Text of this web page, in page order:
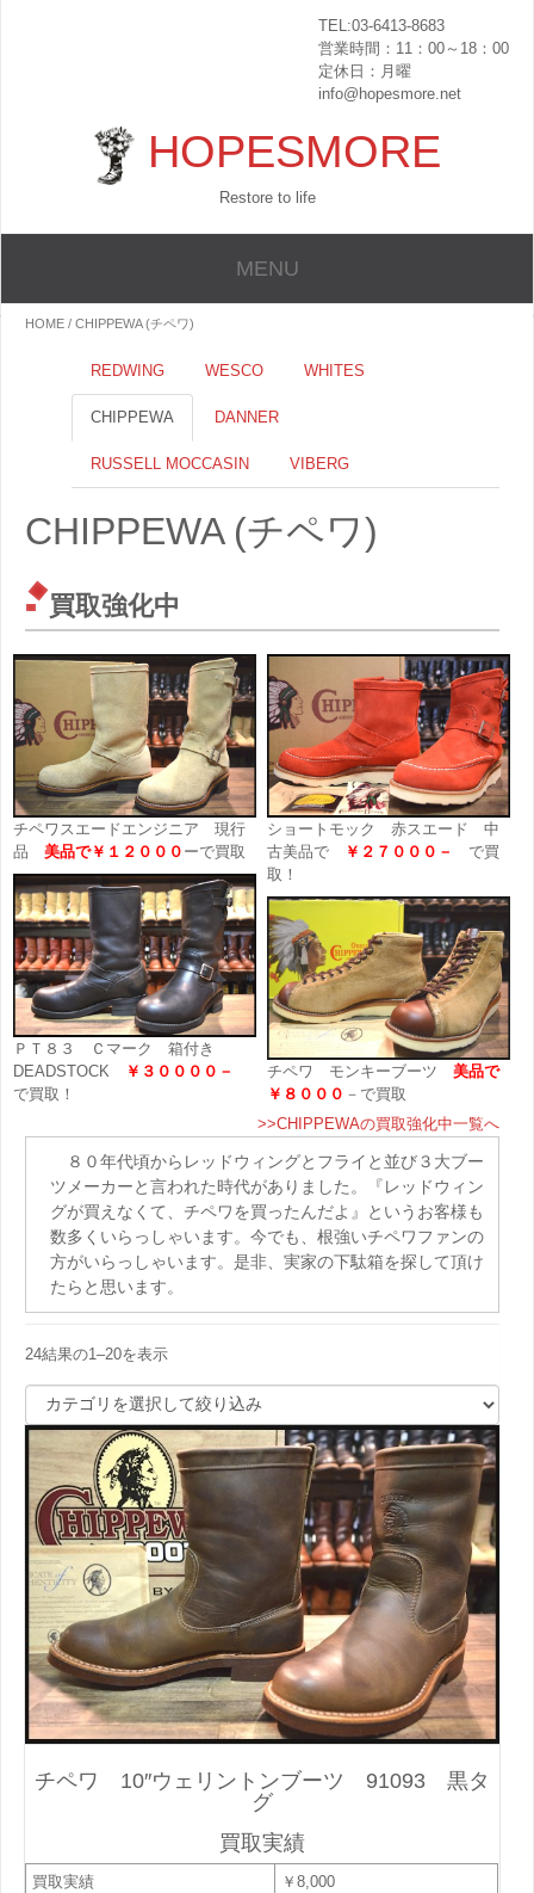
TEL:03-6413-8683
営業時間：11：00～18：00
定休日：月曜
info@hopesmore.net
HOPESMORE
Restore to life
MENU
HOME / CHIPPEWA (チペワ)
REDWING WESCO WHITES
CHIPPEWA DANNER
RUSSELL MOCCASIN VIBERG
CHIPPEWA (チペワ)
買取強化中
チペワスエードエンジニア 現行
品 美品で￥１２０００ ーで買取
ショートモック 赤スエード 中
古美品で
￥２７０００－
で買
取！
ＰＴ８３ Ｃマーク 箱付き
DEADSTOCK
￥３００００－
で買取！
チペワ モンキーブーツ 美品で
￥８０００ －で買取
>>CHIPPEWAの買取強化中一覧へ
８０年代頃からレッドウィングとフライと並び３大ブー
ツメーカーと言われた時代がありました。『レッドウィン
グが買えなくて、チペワを買ったんだよ』というお客様も
数多くいらっしゃいます。今でも、根強いチペワファンの
方がいらっしゃいます。是非、実家の下駄箱を探して頂け
たらと思います。
24結果の1–20を表示
チペワ 10″ウェリントンブーツ 91093 黒タ
グ
買取実績
買取実績
￥8,000